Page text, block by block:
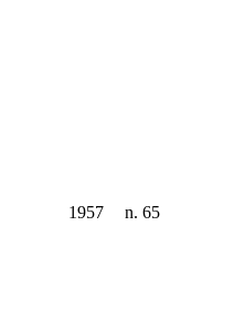
1957 n. 65